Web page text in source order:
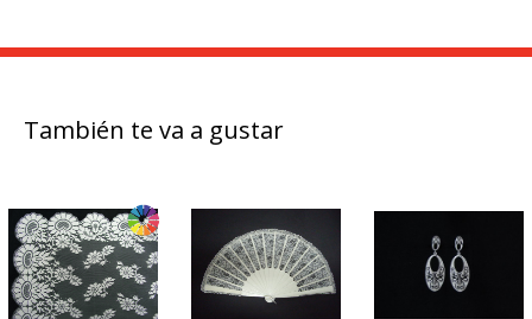
También te va a gustar